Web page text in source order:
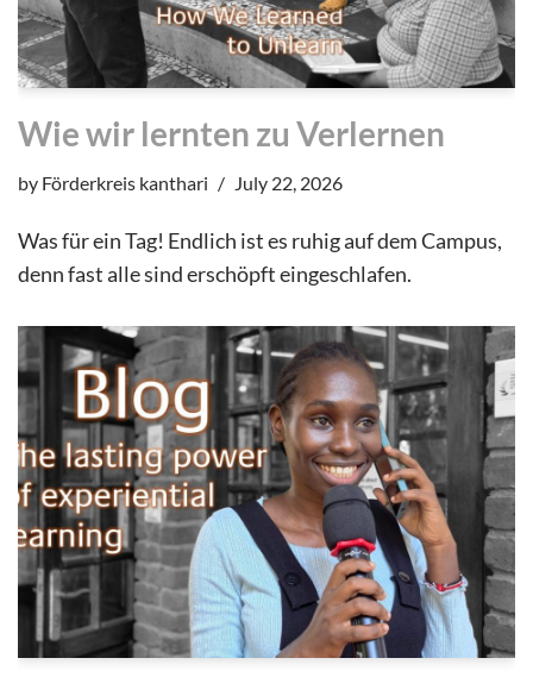
Wie wir lernten zu Verlernen
by Förderkreis kanthari July 22, 2026
Was für ein Tag! Endlich ist es ruhig auf dem Campus,
denn fast alle sind erschöpft eingeschlafen.